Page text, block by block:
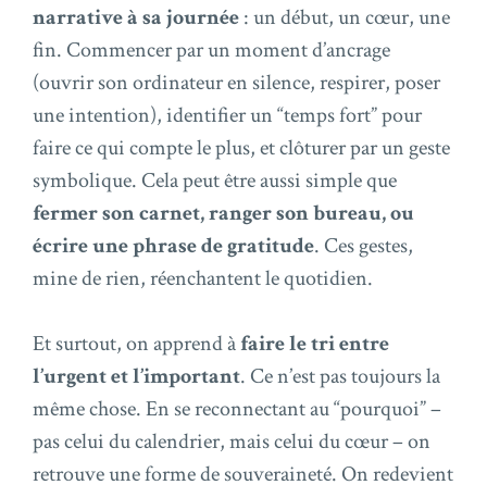
narrative à sa journée: un début, un cœur, une
fin. Commencer par un moment d’ancrage
(ouvrir son ordinateur en silence, respirer, poser
une intention), identifier un “temps fort” pour
faire ce qui compte le plus, et clôturer par un geste
symbolique. Cela peut être aussi simple que
fermer son carnet, ranger son bureau, ou
écrire une phrase de gratitude. Ces gestes,
mine de rien, réenchantent le quotidien.
Et surtout, on apprend àfaire le tri entre
l’urgent et l’important. Ce n’est pas toujours la
même chose. En se reconnectant au “pourquoi” –
pas celui du calendrier, mais celui du cœur – on
retrouve une forme de souveraineté. On redevient